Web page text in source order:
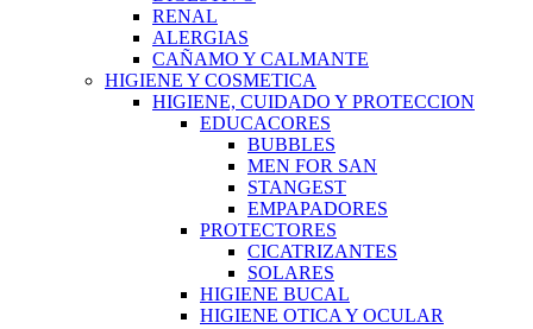
RENAL
ALERGIAS
CAÑAMO Y CALMANTE
HIGIENE Y COSMETICA
HIGIENE, CUIDADO Y PROTECCION
EDUCACORES
BUBBLES
MEN FOR SAN
STANGEST
EMPAPADORES
PROTECTORES
CICATRIZANTES
SOLARES
HIGIENE BUCAL
HIGIENE OTICA Y OCULAR